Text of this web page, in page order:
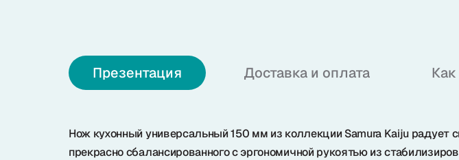
+7 (985) 682 65 26
Интернет-магазин (пн-пт 9-18)
Офис продаж
Презентация Доставка и оплата Как
Нож кухонный универсальный 150 мм из коллекции Samura Kaiju радует
прекрасно сбалансированного с эргономичной рукоятью из